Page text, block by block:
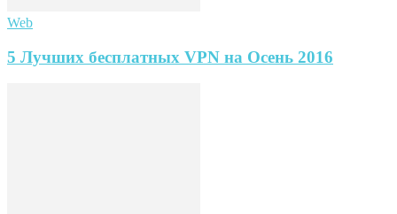
Web
5 Лучших бесплатных VPN на Осень 2016